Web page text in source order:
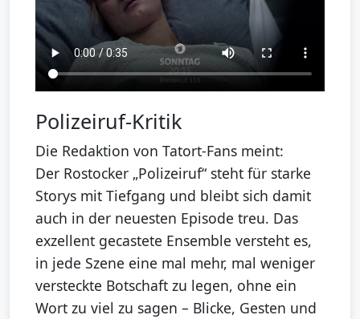
Polizeiruf-Kritik
Die Redaktion von Tatort-Fans meint:
Der Rostocker „Polizeiruf“ steht für starke
Storys mit Tiefgang und bleibt sich damit
auch in der neuesten Episode treu. Das
exzellent gecastete Ensemble versteht es,
in jede Szene eine mal mehr, mal weniger
versteckte Botschaft zu legen, ohne ein
Wort zu viel zu sagen – Blicke, Gesten und